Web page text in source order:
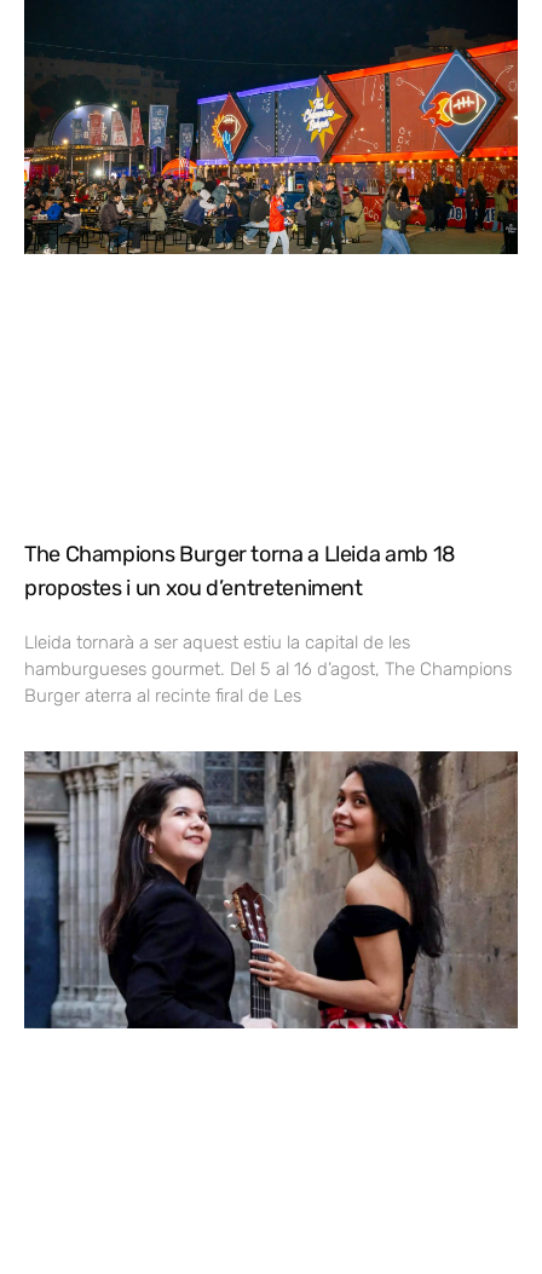
The Champions Burger torna a Lleida amb 18
propostes i un xou d’entreteniment
Lleida tornarà a ser aquest estiu la capital de les
hamburgueses gourmet. Del 5 al 16 d’agost, The Champions
Burger aterra al recinte firal de Les